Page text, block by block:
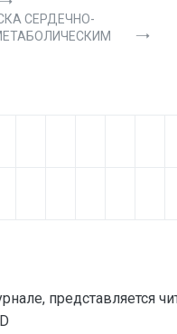
СЕРДЕЧНО-
представляется